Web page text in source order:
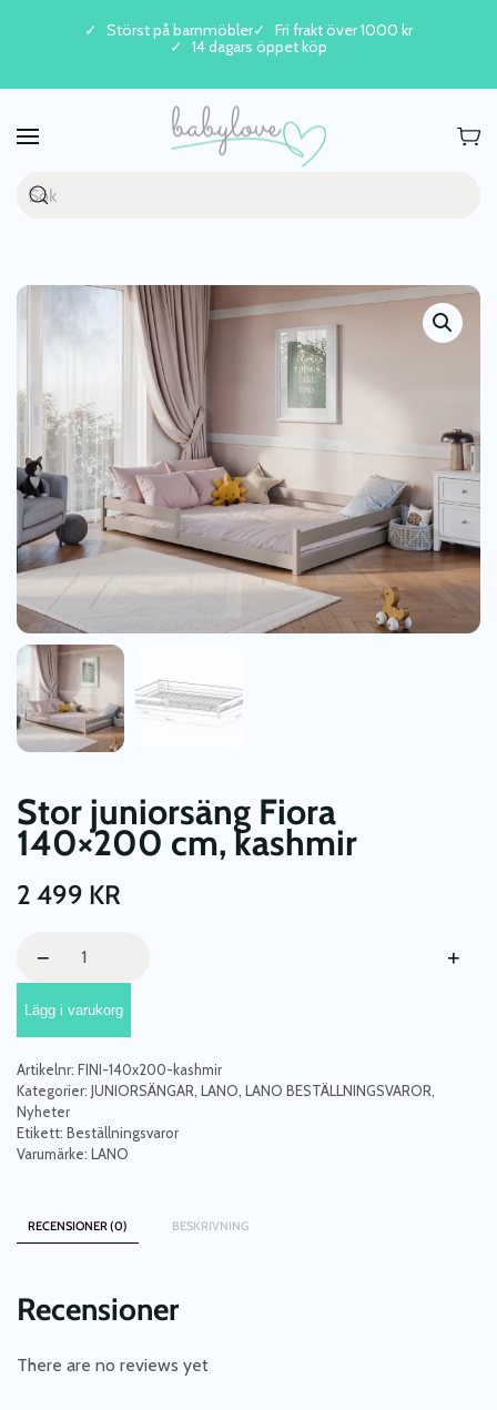
Skip to main content
Störst på barnmöbler
Fri frakt över 1000 kr
14 dagars öppet köp
Stor juniorsäng Fiora
140×200 cm, kashmir
2 499 KR
juniorsäng
140x200
cm,
kashmir
mängd
− +
Lägg i varukorg
Artikelnr: FINI-140x200-kashmir
Kategorier: JUNIORSÄNGAR LANO LANO BESTÄLLNINGSVAROR
Nyheter
Etikett: Beställningsvaror
Varumärke: LANO
RECENSIONER (0) BESKRIVNING
Recensioner
There are no reviews yet